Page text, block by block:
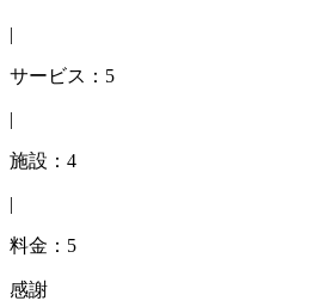
|
サービス：5
|
施設：4
|
料金：5
感謝